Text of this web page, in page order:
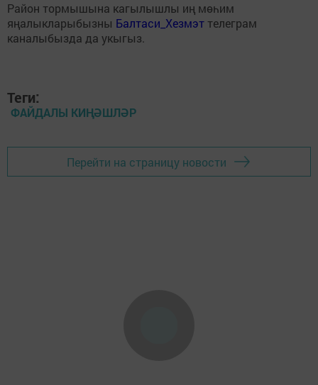
Район тормышына кагылышлы иң мөһим
яңалыкларыбызны Балтаси_Хезмэт телеграм
каналыбызда да укыгыз.
Теги:
ФАЙДАЛЫ КИҢӘШЛӘР
Перейти на страницу новости